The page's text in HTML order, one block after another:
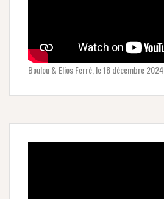
Boulou & Elios Ferré, le 18 décembre 2024